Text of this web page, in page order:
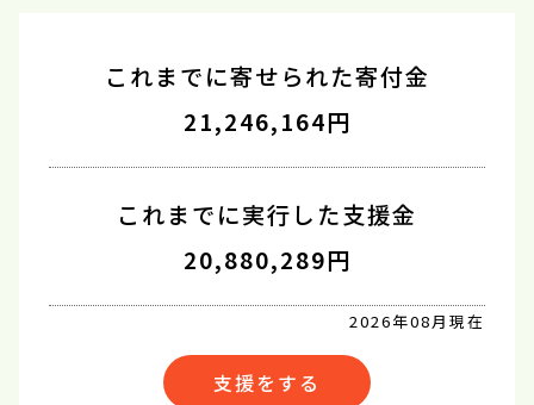
これまでに寄せられた寄付金
21,246,164円
これまでに実行した支援金
20,880,289円
2026年08月現在
支援をする